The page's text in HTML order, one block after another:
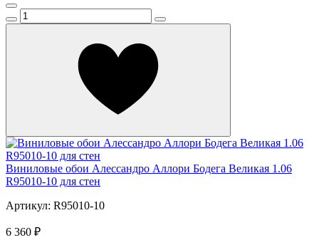
Виниловые обои Алессандро Аллори Бодега Великая 1.06
R95010-10 для стен
Артикул: R95010-10
6 360 ₽